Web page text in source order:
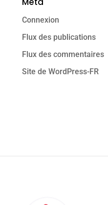
Connexion
Flux des publications
Flux des commentaires
Site de WordPress-FR